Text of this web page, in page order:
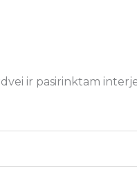
ir pasirinktam